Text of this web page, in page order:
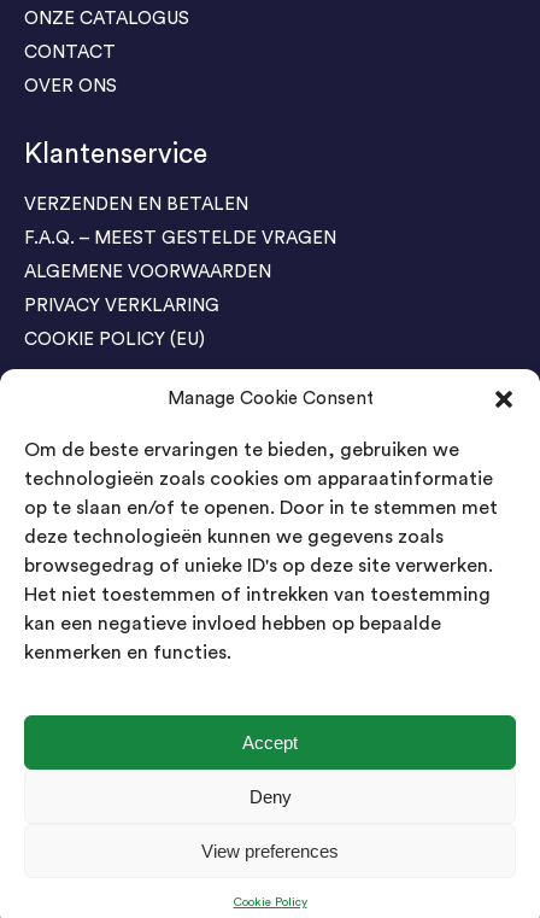
Manage Cookie Consent
Om de beste ervaringen te bieden, gebruiken we
technologieën zoals cookies om apparaatinformatie
op te slaan en/of te openen. Door in te stemmen met
deze technologieën kunnen we gegevens zoals
browsegedrag of unieke ID's op deze site verwerken.
Het niet toestemmen of intrekken van toestemming
kan een negatieve invloed hebben op bepaalde
kenmerken en functies.
Accept
Deny
View preferences
Cookie Policy
ONZE CATALOGUS
CONTACT
OVER ONS
Klantenservice
VERZENDEN EN BETALEN
F.A.Q. – MEEST GESTELDE VRAGEN
ALGEMENE VOORWAARDEN
PRIVACY VERKLARING
COOKIE POLICY (EU)
Agenda Trade Shows
04-05 November / SVG FAIR Winterswijk
Bestel GRATIS kaarten
Bestel GRATIS kaarten
Contact
Showroom geopend op afspraak
info@landsmeerinternational.com